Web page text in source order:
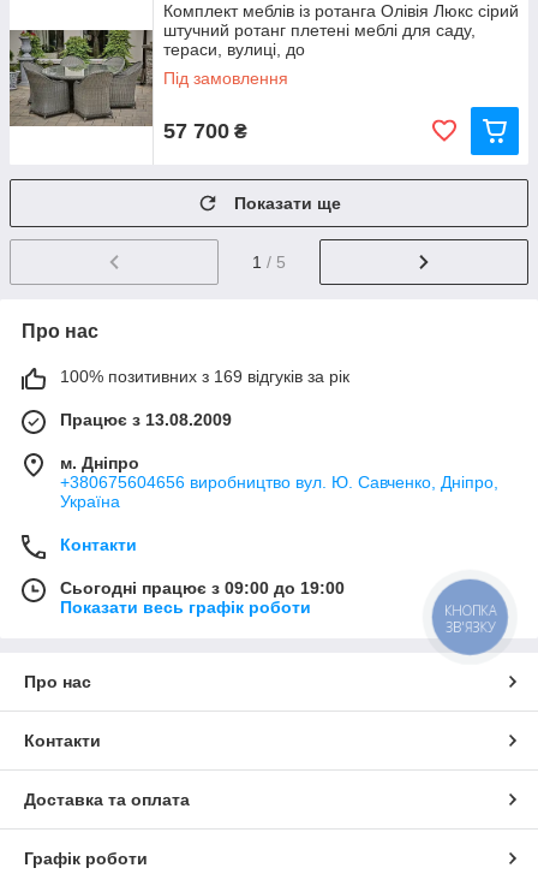
Комплект меблів із ротанга Олівія Люкс сірий
штучний ротанг плетені меблі для саду,
тераси, вулиці, до
Під замовлення
57 700 ₴
Показати ще
1 / 5
Про нас
100% позитивних з 169 відгуків за рік
Працює з 13.08.2009
м. Дніпро
+380675604656 виробництво вул. Ю. Савченко, Дніпро,
Україна
Контакти
Сьогодні працює з 09:00 до 19:00
Показати весь графік роботи
Про нас
Контакти
Доставка та оплата
Графік роботи
КНОПКА
ЗВ'ЯЗКУ